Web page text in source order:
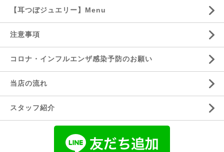
【耳つぼジュエリー】Menu
注意事項
コロナ・インフルエンザ感染予防のお願い
当店の流れ
スタッフ紹介